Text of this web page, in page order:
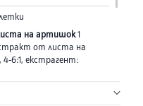
на артишок1
от листа на
6:1, екстрагент: